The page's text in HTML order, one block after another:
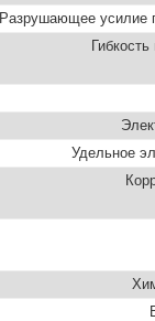
Разрушающее усилие
Удельное